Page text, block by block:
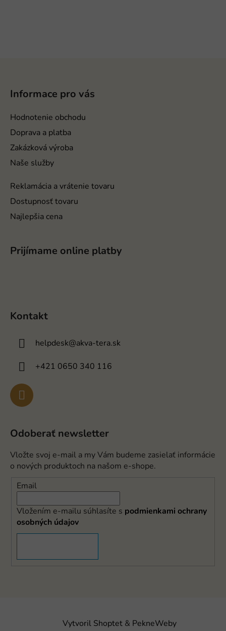
Informace pro vás
Hodnotenie obchodu
Doprava a platba
Zakázková výroba
Naše služby
Reklamácia a vrátenie tovaru
Dostupnosť tovaru
Najlepšia cena
Prijímame online platby
Kontakt
helpdesk@akva-tera.sk
+421 0650 340 116
Odoberať newsletter
Vložte svoj e-mail a my Vám budeme zasielať informácie
o nových produktoch na našom e-shope.
Email
Vložením e-mailu súhlasíte s podmienkami ochrany
osobných údajov
Vytvoril Shoptet& PekneWeby